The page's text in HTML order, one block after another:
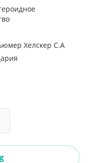
Хелскер С.А